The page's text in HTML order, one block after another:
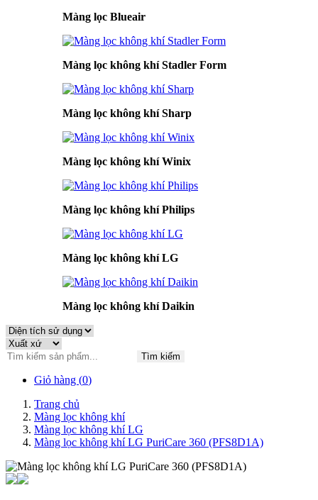
Màng lọc Blueair
Màng lọc không khí Stadler Form
Màng lọc không khí Sharp
Màng lọc không khí Winix
Màng lọc không khí Philips
Màng lọc không khí LG
Màng lọc không khí Daikin
Tìm kiếm
Giỏ hàng (0)
Trang chủ
Màng lọc không khí
Màng lọc không khí LG
Màng lọc không khí LG PuriCare 360 (PFS8D1A)